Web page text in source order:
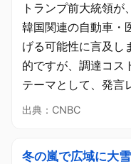
トランプ前大統領が
韓国関連の自動車・
げる可能性に言及し
的ですが、調達コス
テーマとして、発言
出典：CNBC
冬の嵐で広域に大